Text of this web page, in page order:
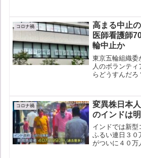
聖子・組織委
長が「ぼったく
「根拠」が分か
コロナ禍
高まる中止
医師看護師
輪中止か
東京五輪組織委
人のボランテ
らどうすんだろ
ゃる…協力して
か」スポーツ報
ドクター募集メ
コロナ禍
変異株日本
のインドは
インドでは新型
ふるい連日３０
がついに４０万